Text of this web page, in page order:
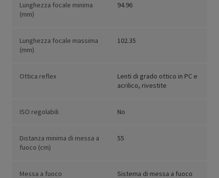
Lunghezza focale minima
(mm)
94.96
Lunghezza focale massima
(mm)
102.35
Ottica reflex
Lenti di grado ottico in PC e
acrilico, rivestite
ISO regolabili No
Distanza minima di messa a
fuoco (cm)
55
Messa a fuoco
Sistema di messa a fuoco